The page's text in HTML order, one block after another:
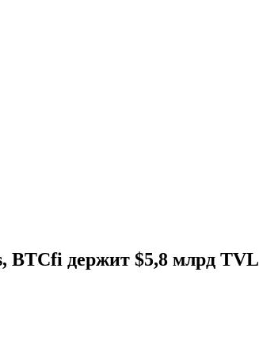
BTCfi держит $5,8 млрд TVL